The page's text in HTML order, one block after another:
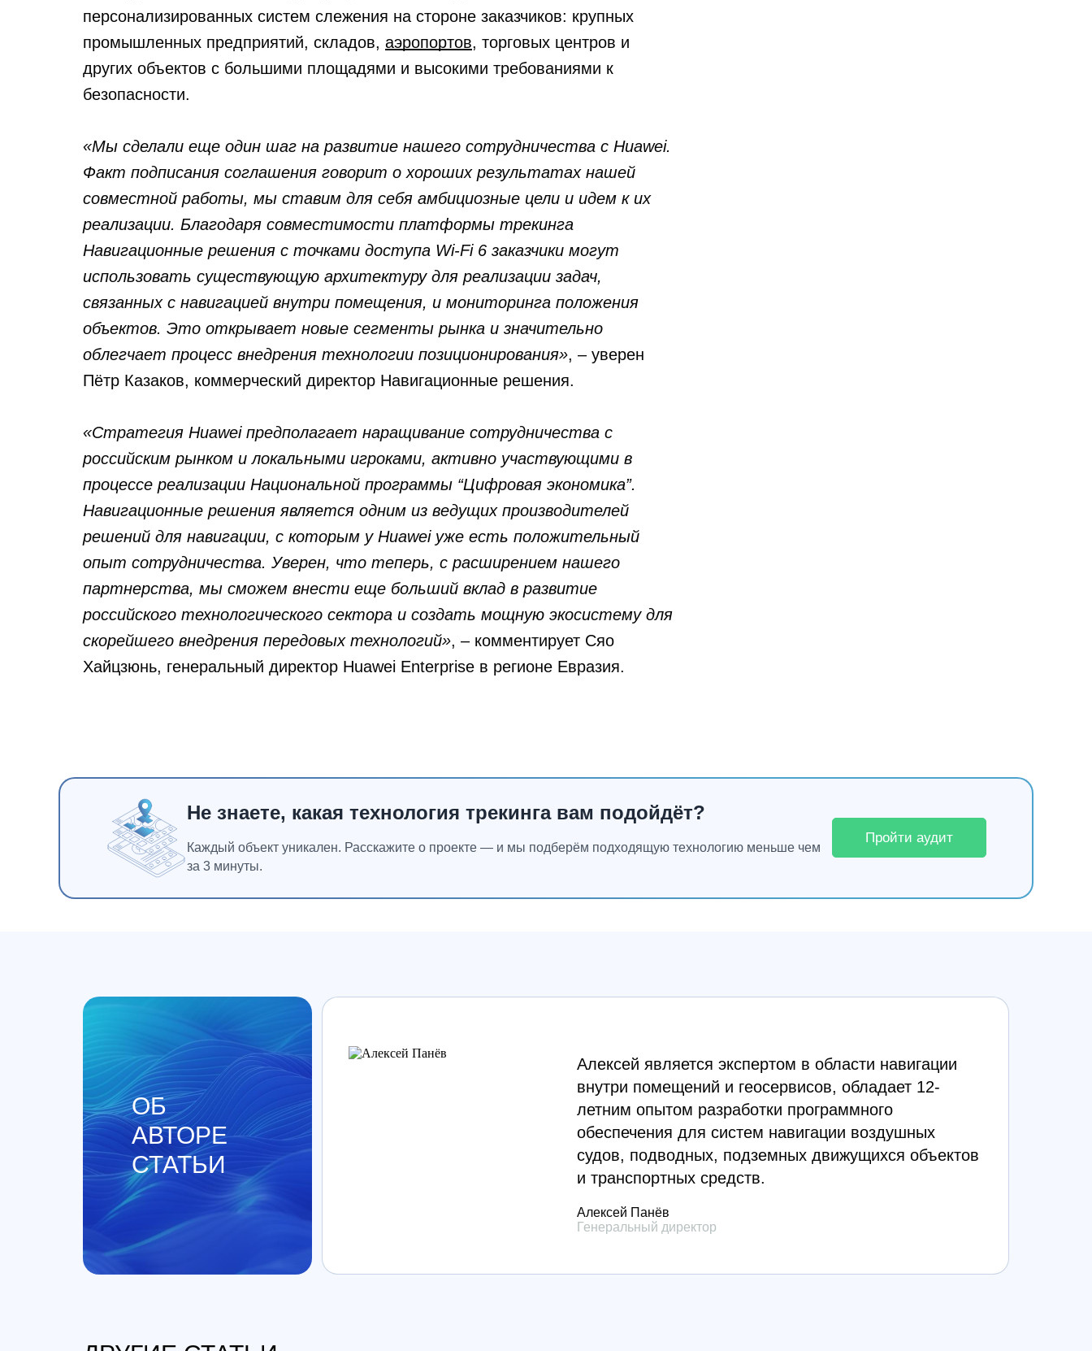
персонализированных систем слежения на стороне заказчиков: крупных
промышленных предприятий, складов, аэропортов, торговых центров и
других объектов с большими площадями и высокими требованиями к
безопасности.
«Мы сделали еще один шаг на развитие нашего сотрудничества с Huawei.
Факт подписания соглашения говорит о хороших результатах нашей
совместной работы, мы ставим для себя амбициозные цели и идем к их
реализации. Благодаря совместимости платформы трекинга
Навигационные решения с точками доступа Wi-Fi 6 заказчики могут
использовать существующую архитектуру для реализации задач,
связанных с навигацией внутри помещения, и мониторинга положения
объектов. Это открывает новые сегменты рынка и значительно
облегчает процесс внедрения технологии позиционирования», – уверен
Пётр Казаков, коммерческий директор Навигационные решения.
«Стратегия Huawei предполагает наращивание сотрудничества с
российским рынком и локальными игроками, активно участвующими в
процессе реализации Национальной программы “Цифровая экономика”.
Навигационные решения является одним из ведущих производителей
решений для навигации, с которым у Huawei уже есть положительный
опыт сотрудничества. Уверен, что теперь, с расширением нашего
партнерства, мы сможем внести еще больший вклад в развитие
российского технологического сектора и создать мощную экосистему для
скорейшего внедрения передовых технологий», – комментирует Сяо
Хайцзюнь, генеральный директор Huawei Enterprise в регионе Евразия.
Не знаете, какая технология трекинга вам подойдёт?
Каждый объект уникален. Расскажите о проекте — и мы подберём подходящую технологию меньше чем
за 3 минуты.
Пройти аудит
ОБ
АВТОРЕ
СТАТЬИ
Алексей является экспертом в области навигации
внутри помещений и геосервисов, обладает 12-
летним опытом разработки программного
обеспечения для систем навигации воздушных
судов, подводных, подземных движущихся объектов
и транспортных средств.
Алексей Панёв
Генеральный директор